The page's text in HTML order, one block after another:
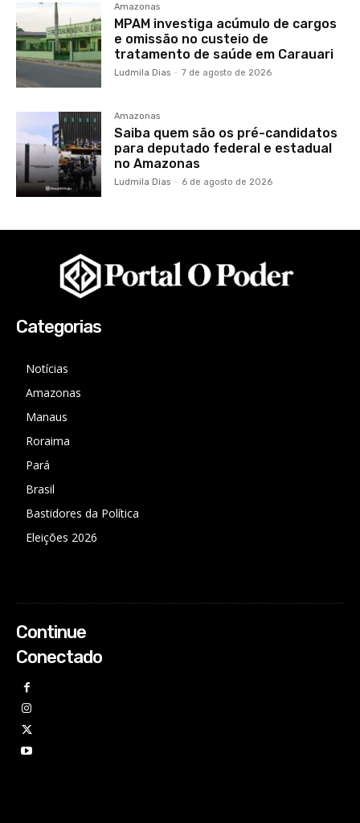
Amazonas
MPAM investiga acúmulo de cargos
e omissão no custeio de
tratamento de saúde em Carauari
Ludmila Dias - 7 de agosto de 2026
Amazonas
Saiba quem são os pré-candidatos
para deputado federal e estadual
no Amazonas
Ludmila Dias - 6 de agosto de 2026
Categorias
Notícias
Amazonas
Manaus
Roraima
Pará
Brasil
Bastidores da Política
Eleições 2026
Continue
Conectado